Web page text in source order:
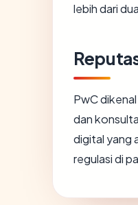
lebih dari
PwC
dan
digital yang
regulasi di